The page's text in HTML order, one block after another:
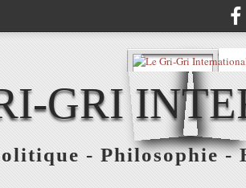
GRI
- Philosophie -